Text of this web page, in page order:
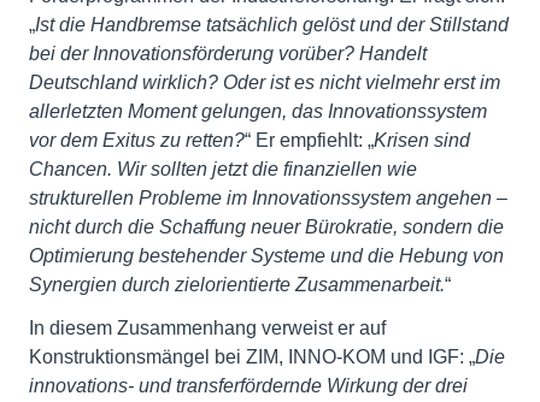
„Ist die Handbremse tatsächlich gelöst und der Stillstand
bei der Innovationsförderung vorüber? Handelt
Deutschland wirklich? Oder ist es nicht vielmehr erst im
allerletzten Moment gelungen, das Innovationssystem
vor dem Exitus zu retten?“ Er empfiehlt: „Krisen sind
Chancen. Wir sollten jetzt die finanziellen wie
strukturellen Probleme im Innovationssystem angehen –
nicht durch die Schaffung neuer Bürokratie, sondern die
Optimierung bestehender Systeme und die Hebung von
Synergien durch zielorientierte Zusammenarbeit.“
In diesem Zusammenhang verweist er auf
Konstruktionsmängel bei ZIM, INNO-KOM und IGF: „Die
innovations- und transferfördernde Wirkung der drei